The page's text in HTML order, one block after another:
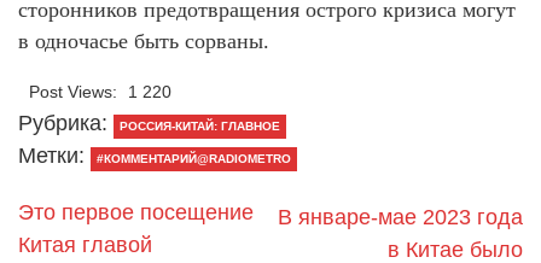
сторонников предотвращения острого кризиса могут
в одночасье быть сорваны.
Post Views: 1 220
Рубрика: РОССИЯ-КИТАЙ: ГЛАВНОЕ
Метки: #КОММЕНТАРИЙ@RADIOMETRO
Это первое посещение
Китая главой
В январе-мае 2023 года
в Китае было